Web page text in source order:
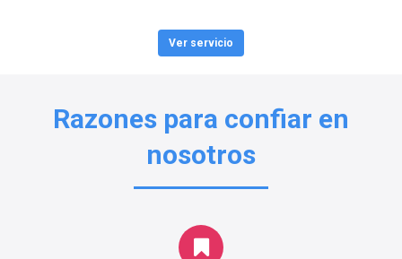
Ver servicio
Razones para confiar en
nosotros